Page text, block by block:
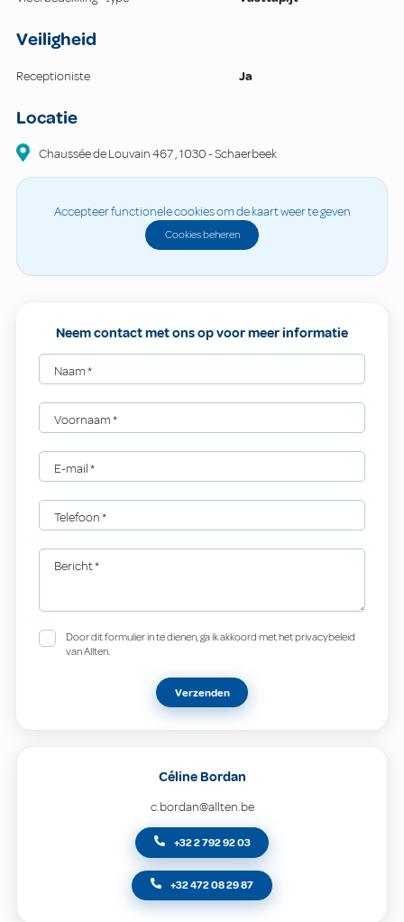
Veiligheid
Receptioniste Ja
Locatie
Chaussée de Louvain467,1030-Schaerbeek
Accepteer functionele cookies om de kaart weer te geven
Cookies beheren
Neem contact met ons op voor meer informatie
Naam*
Voornaam*
E-mail*
Telefoon*
Bericht*
Door dit formulier in te dienen, ga ik akkoord met het privacybeleid
van Allten.
Verzenden
Céline Bordan
c.bordan@allten.be
+32 2 792 92 03
+32 472 08 29 87